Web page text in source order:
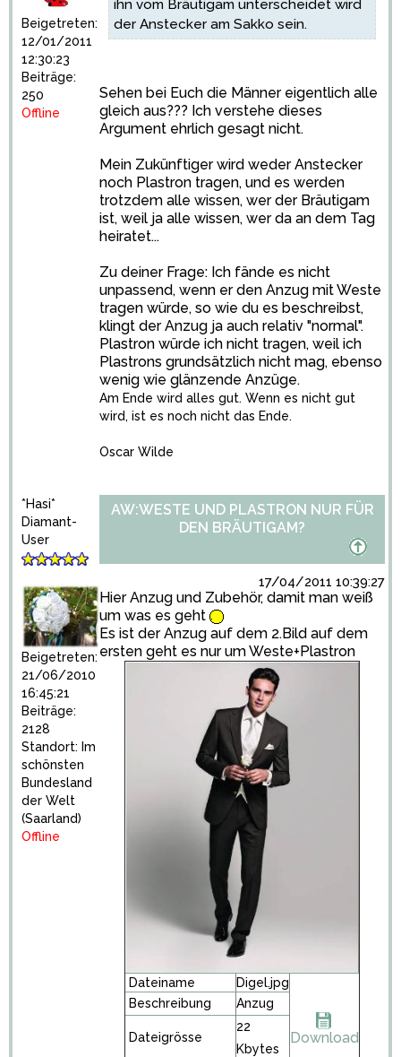
Beigetreten:
12/01/2011
12:30:23
Beiträge:
250
Offline
ihn vom Bräutigam unterscheidet wird
der Anstecker am Sakko sein.
Sehen bei Euch die Männer eigentlich alle
gleich aus??? Ich verstehe dieses
Argument ehrlich gesagt nicht.
Mein Zukünftiger wird weder Anstecker
noch Plastron tragen, und es werden
trotzdem alle wissen, wer der Bräutigam
ist, weil ja alle wissen, wer da an dem Tag
heiratet...
Zu deiner Frage: Ich fände es nicht
unpassend, wenn er den Anzug mit Weste
tragen würde, so wie du es beschreibst,
klingt der Anzug ja auch relativ "normal".
Plastron würde ich nicht tragen, weil ich
Plastrons grundsätzlich nicht mag, ebenso
wenig wie glänzende Anzüge.
Am Ende wird alles gut. Wenn es nicht gut
wird, ist es noch nicht das Ende.
Oscar Wilde
*Hasi*
Diamant-
User
Beigetreten:
21/06/2010
16:45:21
Beiträge:
2128
Standort: Im
schönsten
Bundesland
der Welt
(Saarland)
Offline
AW:WESTE UND PLASTRON NUR FÜR
DEN BRÄUTIGAM?
17/04/2011 10:39:27
Hier Anzug und Zubehör, damit man weiß
um was es geht
Es ist der Anzug auf dem 2.Bild auf dem
ersten geht es nur um Weste+Plastron
Dateiname Digel.jpg
Download
Beschreibung Anzug
Dateigrösse
22
Kbytes